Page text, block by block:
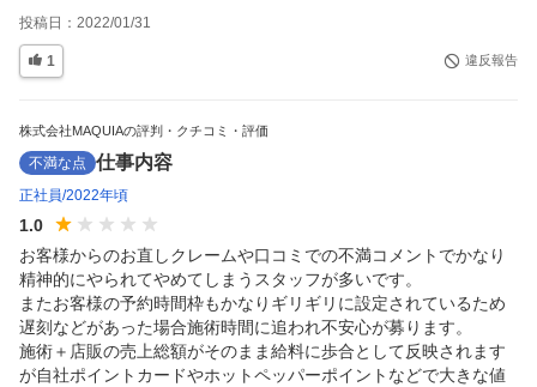
投稿日： 2022/01/31
1 違反報告
株式会社MAQUIAの評判・クチコミ・評価
不満な点 仕事内容
正社員 2022年頃
1.0
お客様からのお直しクレームや口コミでの不満コメントでかなり
精神的にやられてやめてしまうスタッフが多いです。
またお客様の予約時間枠もかなりギリギリに設定されているため
遅刻などがあった場合施術時間に追われ不安心が募ります。
施術＋店販の売上総額がそのまま給料に歩合として反映されます
が自社ポイントカードやホットペッパーポイントなどで大きな値